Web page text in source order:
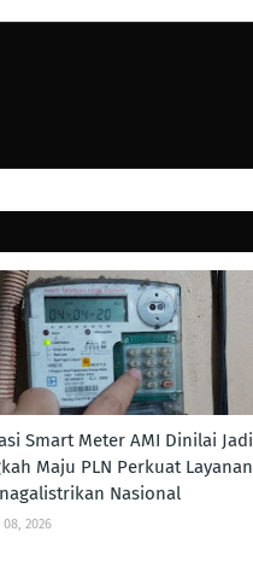
Smart Meter AMI Dinilai Jadi
Maju PLN Perkuat Layanan
Nasional
08, 2026